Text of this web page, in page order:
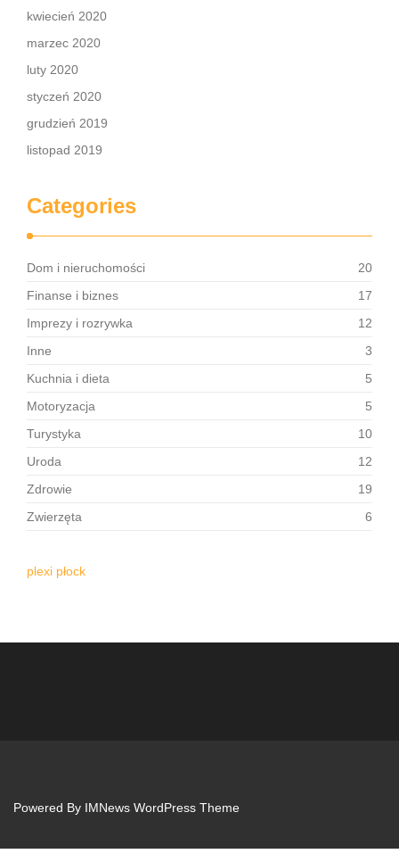
kwiecień 2020
marzec 2020
luty 2020
styczeń 2020
grudzień 2019
listopad 2019
Categories
Dom i nieruchomości
20
Finanse i biznes
17
Imprezy i rozrywka
12
Inne
3
Kuchnia i dieta
5
Motoryzacja
5
Turystyka
10
Uroda
12
Zdrowie
19
Zwierzęta
6
plexi płock
Powered By IMNews WordPress Theme